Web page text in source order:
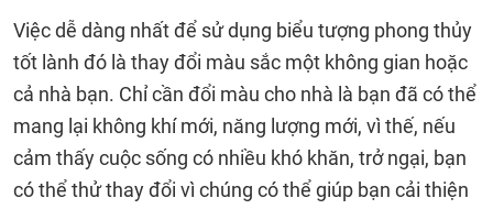
Việc dễ dàng nhất để sử dụng biểu tượng phong thủy
tốt lành đó là thay đổi màu sắc một không gian hoặc
cả nhà bạn. Chỉ cần đổi màu cho nhà là bạn đã có thể
mang lại không khí mới, năng lượng mới, vì thế, nếu
cảm thấy cuộc sống có nhiều khó khăn, trở ngại, bạn
có thể thử thay đổi vì chúng có thể giúp bạn cải thiện